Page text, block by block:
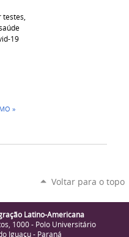
testes,
19
»
Voltar para o topo
Latino-Americana
1000 - Polo Universitário
Iguaçu - Paraná